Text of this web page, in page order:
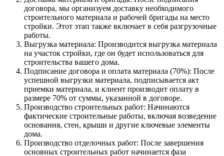
договора, мы организуем доставку необходимого
строительного материала и рабочей бригады на место
стройки. Этот этап также включает в себя разгрузочные
работы.
Выгрузка материала: Производится выгрузка материала
на участок стройки, где он будет использоваться для
строительства вашего дома.
Подписание договора и оплата материала (70%): После
успешной выгрузки материала, подписывается акт
приемки материала, и клиент производит оплату в
размере 70% от суммы, указанной в договоре.
Производство строительных работ: Начинаются
фактические строительные работы, включая возведение
основания, стен, крыши и другие ключевые элементы
дома.
Производство отделочных работ: После завершения
основных строительных работ начинается фаза